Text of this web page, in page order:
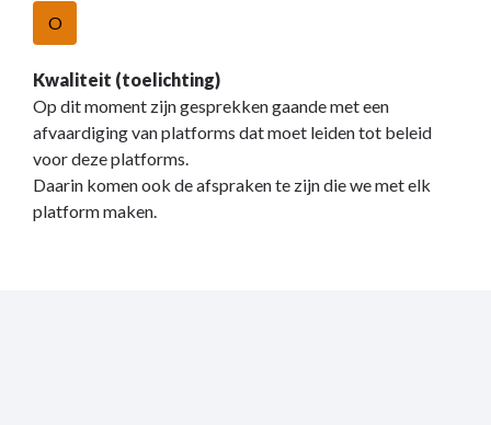
O
Kwaliteit (toelichting)
Op dit moment zijn gesprekken gaande met een
afvaardiging van platforms dat moet leiden tot beleid
voor deze platforms.
Daarin komen ook de afspraken te zijn die we met elk
platform maken.